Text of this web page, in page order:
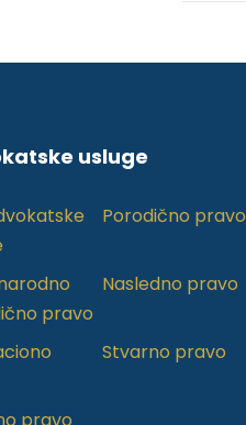
usluge
Porodično pravo
pravo
Nasledno pravo
Stvarno pravo